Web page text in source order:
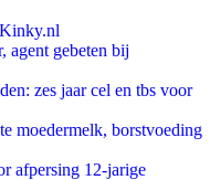
agent gebeten bij
zes jaar cel en tbs voor
moedermelk, borstvoeding
afpersing 12-jarige